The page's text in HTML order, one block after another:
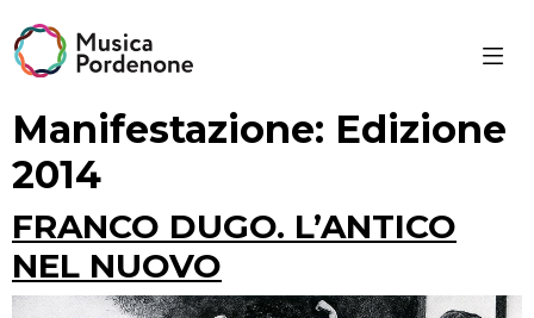
to
content
Manifestazione: Edizione
2014
FRANCO DUGO. L’ANTICO
NEL NUOVO